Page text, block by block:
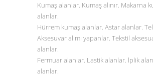
Kumaş alanlar. Kumaş alınır. Makarna
alanlar.
Hürrem kumaş alanlar. Astar alanlar.
Aksesuvar alımı yapanlar. Tekstil
alanlar.
Fermuar alanlar. Lastik alanlar. İplik
alanlar.